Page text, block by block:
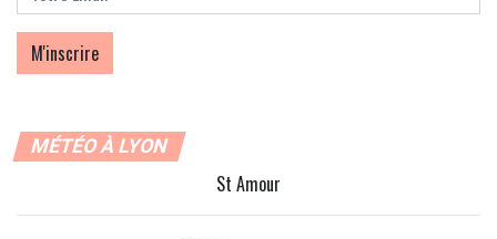
MÉTÉO À LYON
St Amour